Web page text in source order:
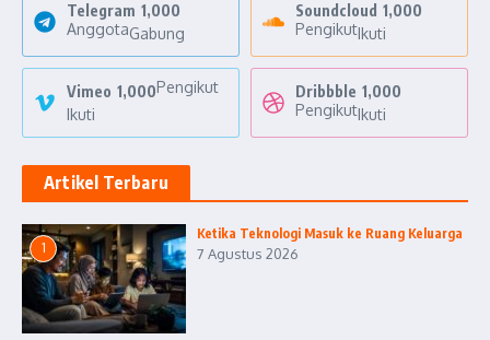
Telegram 1,000
AnggotaGabung
Soundcloud 1,000
PengikutIkuti
Vimeo 1,000Pengikut
Ikuti
Dribbble 1,000
PengikutIkuti
Artikel Terbaru
1
Ketika Teknologi Masuk ke Ruang Keluarga
7 Agustus 2026